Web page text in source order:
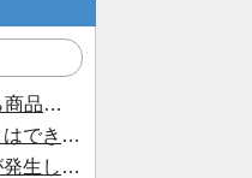
淘宝やアリババのURLから商品を探すことはできますか？
事前に国際送料を知ることはできますか？
在庫売切などで入金超過が発生した場合はいつ返金されますか？